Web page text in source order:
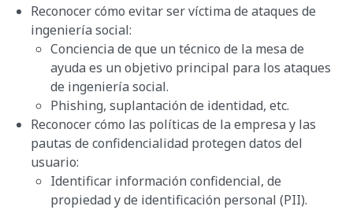
Reconocer cómo evitar ser víctima de ataques de
ingeniería social:
Conciencia de que un técnico de la mesa de
ayuda es un objetivo principal para los ataques
de ingeniería social.
Phishing, suplantación de identidad, etc.
Reconocer cómo las políticas de la empresa y las
pautas de confidencialidad protegen datos del
usuario:
Identificar información confidencial, de
propiedad y de identificación personal (PII).